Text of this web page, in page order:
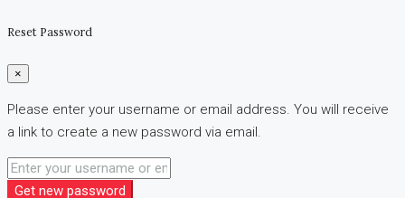
Reset Password
×
Please enter your username or email address. You will receive
a link to create a new password via email.
Get new password